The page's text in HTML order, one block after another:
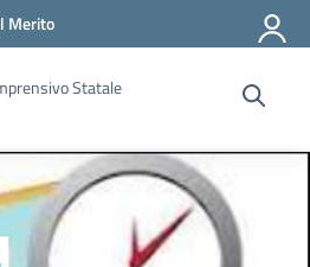
Merito
Statale